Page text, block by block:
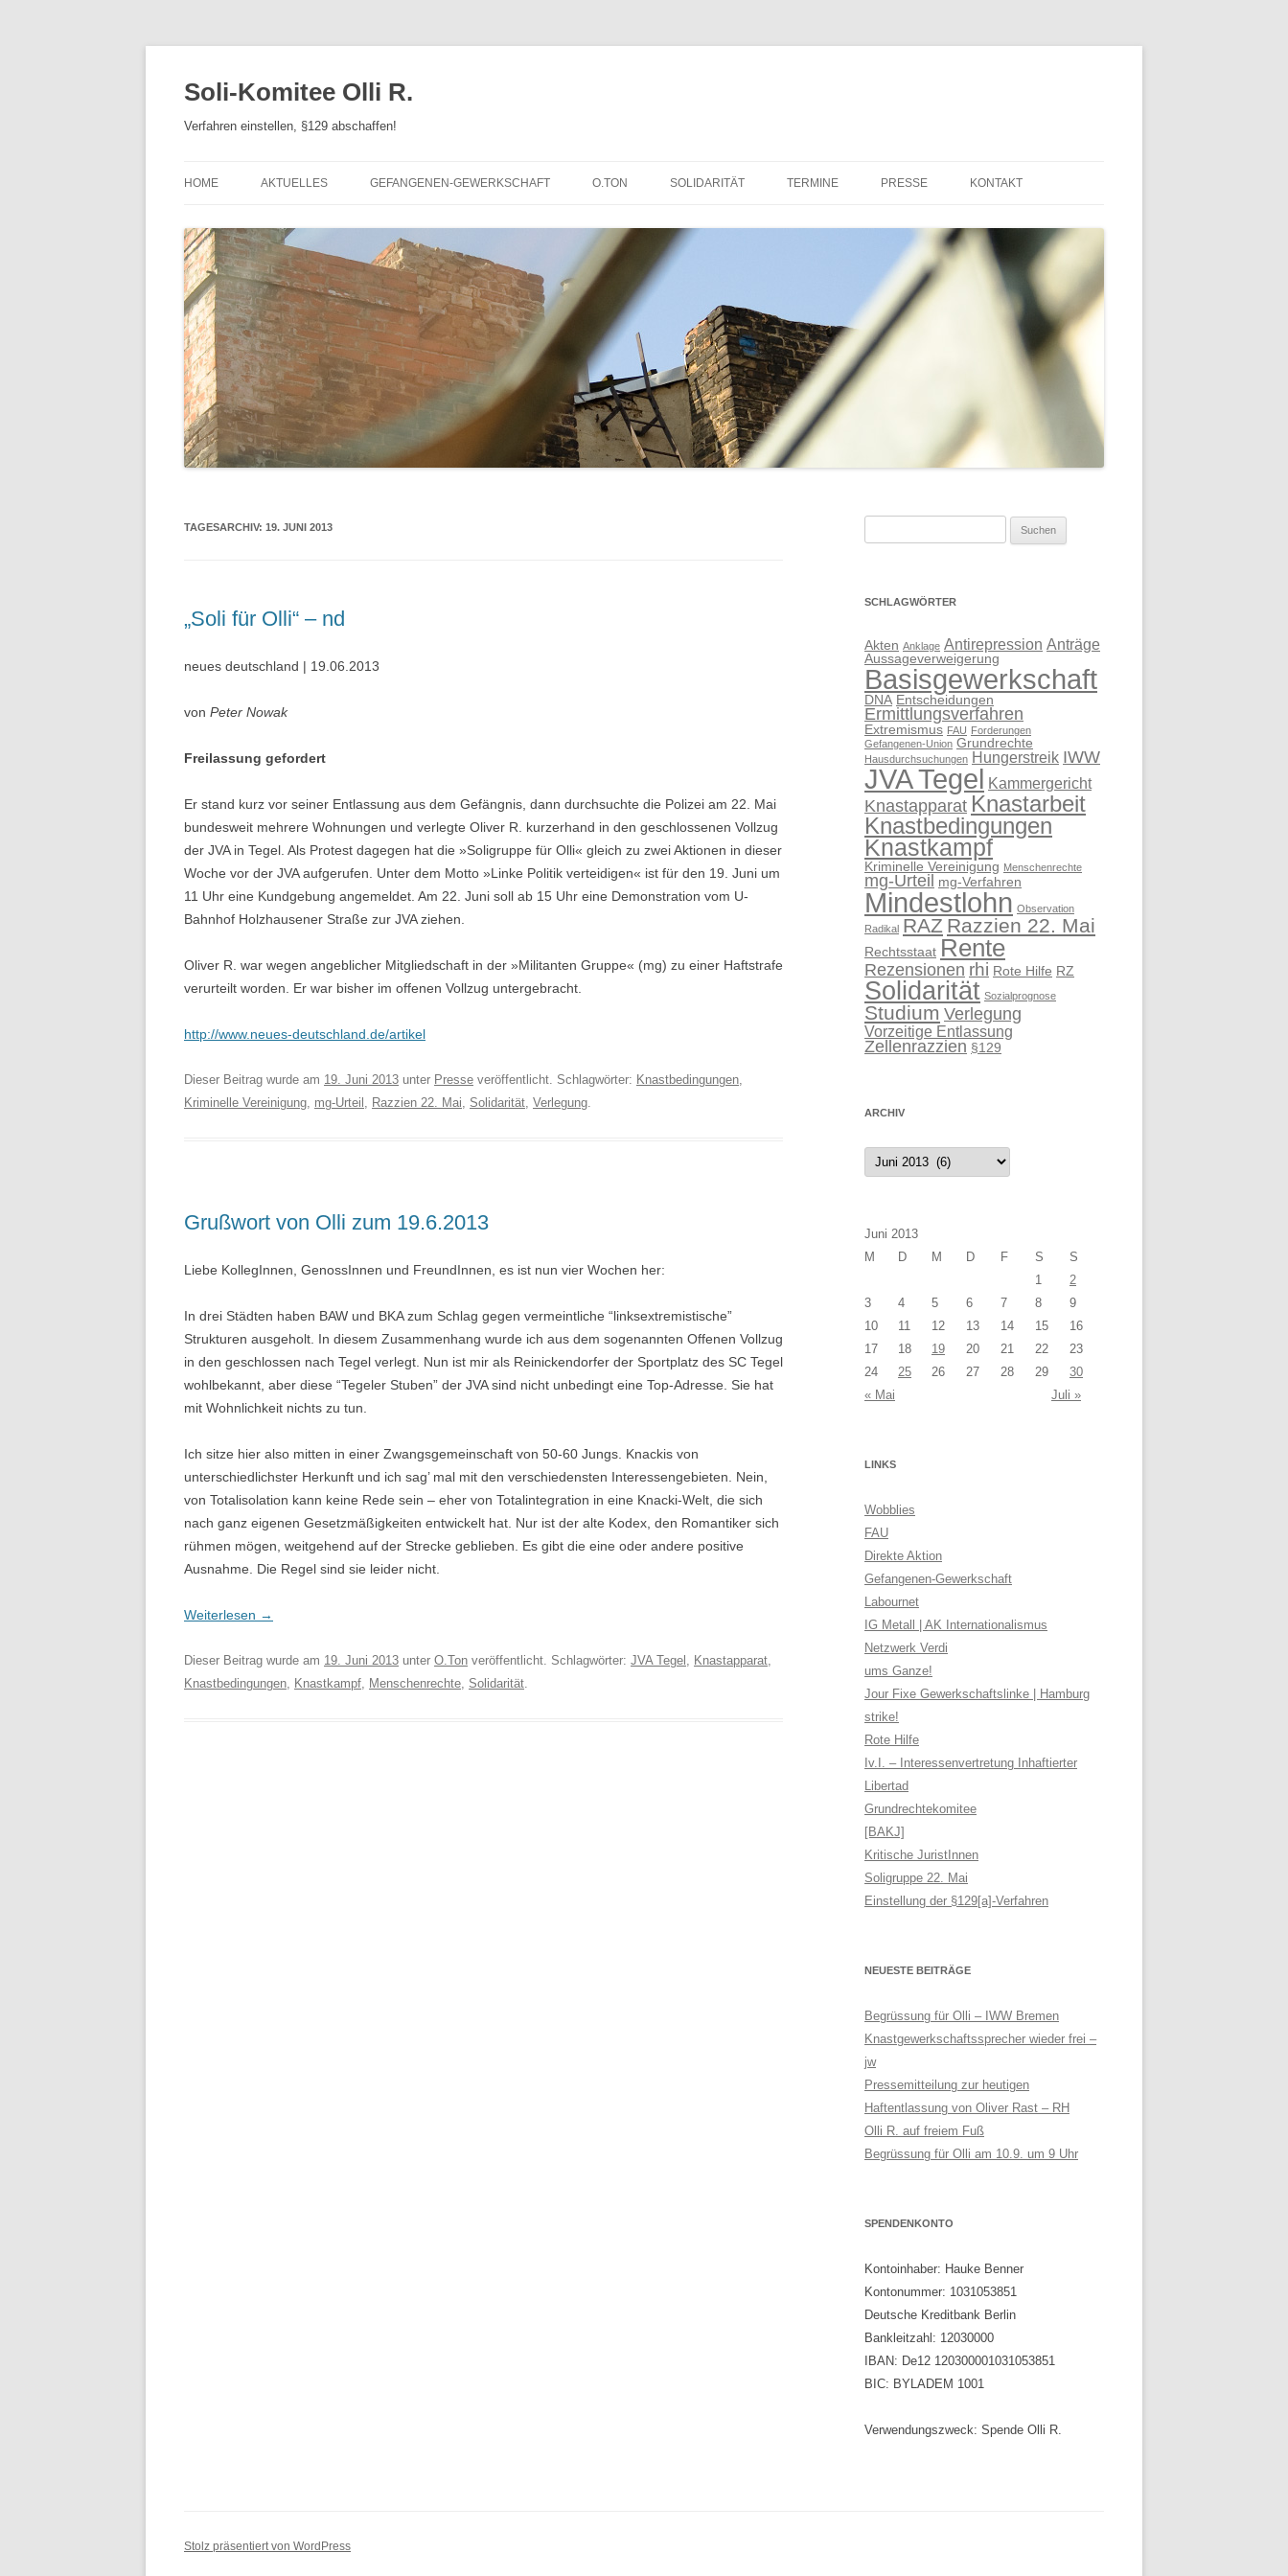
Soli-Komitee Olli R.
Verfahren einstellen, §129 abschaffen!
HOME AKTUELLES GEFANGENEN-GEWERKSCHAFT O.TON SOLIDARITÄT TERMINE PRESSE KONTAKT
TAGESARCHIV: 19. JUNI 2013
„Soli für Olli“ – nd
neues deutschland | 19.06.2013
von Peter Nowak
Freilassung gefordert
Er stand kurz vor seiner Entlassung aus dem Gefängnis, dann durchsuchte die Polizei am 22. Mai
bundesweit mehrere Wohnungen und verlegte Oliver R. kurzerhand in den geschlossenen Vollzug
der JVA in Tegel. Als Protest dagegen hat die »Soligruppe für Olli« gleich zu zwei Aktionen in dieser
Woche vor der JVA aufgerufen. Unter dem Motto »Linke Politik verteidigen« ist für den 19. Juni um
11 Uhr eine Kundgebung angemeldet. Am 22. Juni soll ab 15 Uhr eine Demonstration vom U-
Bahnhof Holzhausener Straße zur JVA ziehen.
Oliver R. war wegen angeblicher Mitgliedschaft in der »Militanten Gruppe« (mg) zu einer Haftstrafe
verurteilt worden. Er war bisher im offenen Vollzug untergebracht.
http://www.neues-deutschland.de/artikel
Dieser Beitrag wurde am 19. Juni 2013 unter Presse veröffentlicht. Schlagwörter: Knastbedingungen,
Kriminelle Vereinigung, mg-Urteil , Razzien 22. Mai, Solidarität, Verlegung.
Grußwort von Olli zum 19.6.2013
Liebe KollegInnen, GenossInnen und FreundInnen, es ist nun vier Wochen her:
In drei Städten haben BAW und BKA zum Schlag gegen vermeintliche “linksextremistische”
Strukturen ausgeholt. In diesem Zusammenhang wurde ich aus dem sogenannten Offenen Vollzug
in den geschlossen nach Tegel verlegt. Nun ist mir als Reinickendorfer der Sportplatz des SC Tegel
wohlbekannt, aber diese “Tegeler Stuben” der JVA sind nicht unbedingt eine Top-Adresse. Sie hat
mit Wohnlichkeit nichts zu tun.
Ich sitze hier also mitten in einer Zwangsgemeinschaft von 50-60 Jungs. Knackis von
unterschiedlichster Herkunft und ich sag’ mal mit den verschiedensten Interessengebieten. Nein,
von Totalisolation kann keine Rede sein – eher von Totalintegration in eine Knacki-Welt, die sich
nach ganz eigenen Gesetzmäßigkeiten entwickelt hat. Nur ist der alte Kodex, den Romantiker sich
rühmen mögen, weitgehend auf der Strecke geblieben. Es gibt die eine oder andere positive
Ausnahme. Die Regel sind sie leider nicht.
Weiterlesen →
Dieser Beitrag wurde am 19. Juni 2013 unter O.Ton veröffentlicht. Schlagwörter: JVA Tegel , Knastapparat,
Knastbedingungen, Knastkampf, Menschenrechte, Solidarität.
SCHLAGWÖRTER
Akten Anklage Antirepression Anträge
Aussageverweigerung
Basisgewerkschaft
DNA Entscheidungen
Ermittlungsverfahren
Extremismus FAU Forderungen
Gefangenen-Union Grundrechte
Hausdurchsuchungen Hungerstreik IWW
JVA Tegel Kammergericht
Knastapparat Knastarbeit
Knastbedingungen
Knastkampf
Kriminelle Vereinigung Menschenrechte
mg-Urteil mg-Verfahren
Mindestlohn Observation
Radikal RAZ Razzien 22. Mai
Rechtsstaat Rente
Rezensionen rhi Rote Hilfe RZ
Solidarität Sozialprognose
Studium Verlegung
Vorzeitige Entlassung
Zellenrazzien §129
ARCHIV
Archiv
Juni 2013
M
D M D F S
S
1
2
3
4 5 6 7 8
9
10
11 12 13 14 15
16
17
18 19 20 21 22
23
24
25 26 27 28 29
30
« Mai
Juli »
LINKS
Wobblies
FAU
Direkte Aktion
Gefangenen-Gewerkschaft
Labournet
IG Metall | AK Internationalismus
Netzwerk Verdi
ums Ganze!
Jour Fixe Gewerkschaftslinke | Hamburg
strike!
Rote Hilfe
Iv.I. – Interessenvertretung Inhaftierter
Libertad
Grundrechtekomitee
[BAKJ]
Kritische JuristInnen
Soligruppe 22. Mai
Einstellung der §129[a]-Verfahren
NEUESTE BEITRÄGE
Begrüssung für Olli – IWW Bremen
Knastgewerkschaftssprecher wieder frei –
jw
Pressemitteilung zur heutigen
Haftentlassung von Oliver Rast – RH
Olli R. auf freiem Fuß
Begrüssung für Olli am 10.9. um 9 Uhr
SPENDENKONTO
Kontoinhaber: Hauke Benner
Kontonummer: 1031053851
Deutsche Kreditbank Berlin
Bankleitzahl: 12030000
IBAN: De12 120300001031053851
BIC: BYLADEM 1001
Verwendungszweck: Spende Olli R.
Stolz präsentiert von WordPress